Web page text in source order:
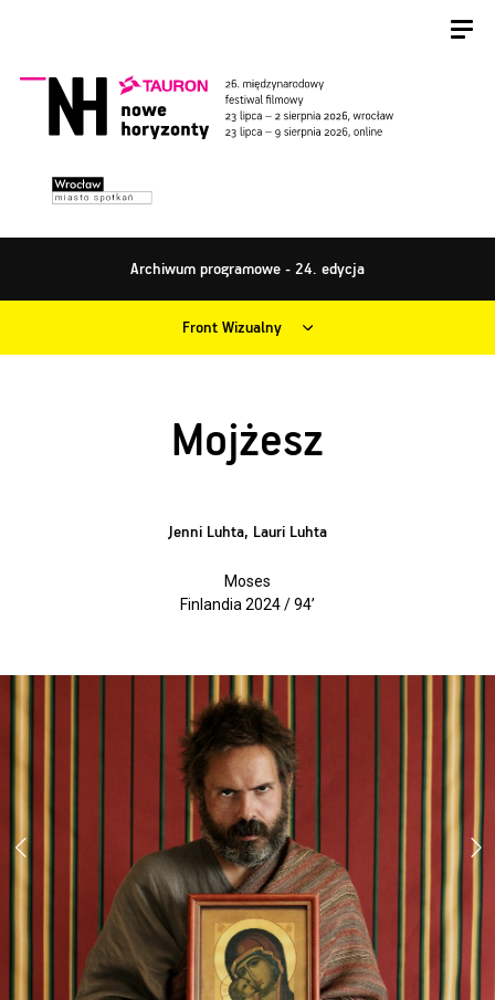
Archiwum programowe - 24. edycja
Front Wizualny
Mojżesz
Jenni Luhta, Lauri Luhta
Moses
Finlandia 2024 / 94’